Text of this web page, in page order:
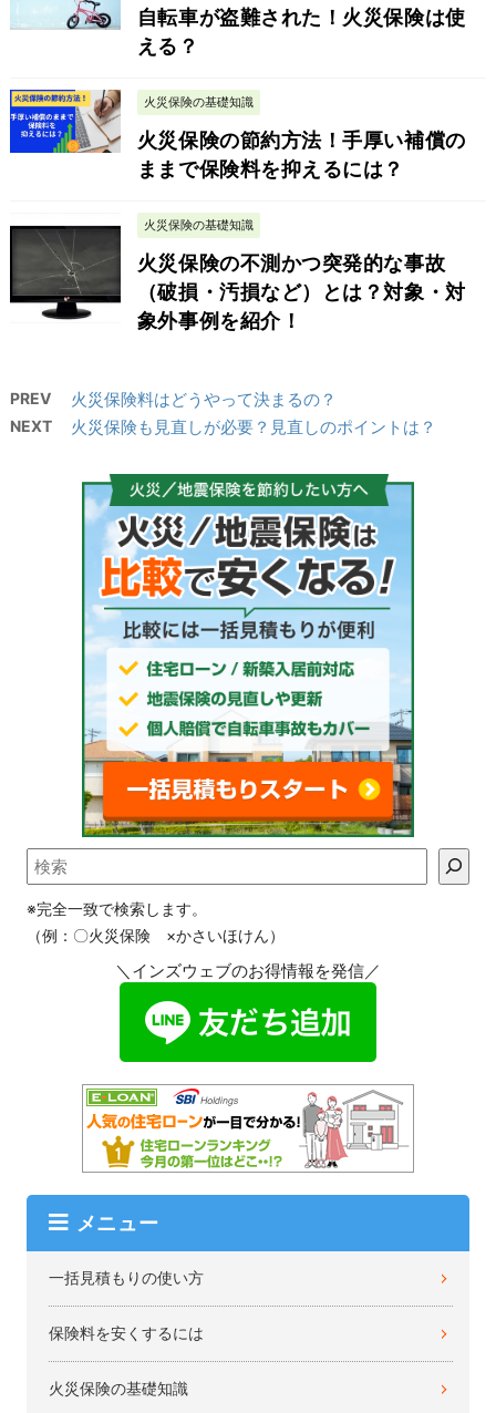
自転車が盗難された！火災保険は使
える？
火災保険の基礎知識
火災保険の節約方法！手厚い補償の
ままで保険料を抑えるには？
火災保険の基礎知識
火災保険の不測かつ突発的な事故
（破損・汚損など）とは？対象・対
象外事例を紹介！
PREV 火災保険料はどうやって決まるの？
NEXT 火災保険も見直しが必要？見直しのポイントは？
※完全一致で検索します。
（例：〇火災保険 ×かさいほけん）
＼インズウェブのお得情報を発信／
メニュー
一括見積もりの使い方
保険料を安くするには
火災保険の基礎知識